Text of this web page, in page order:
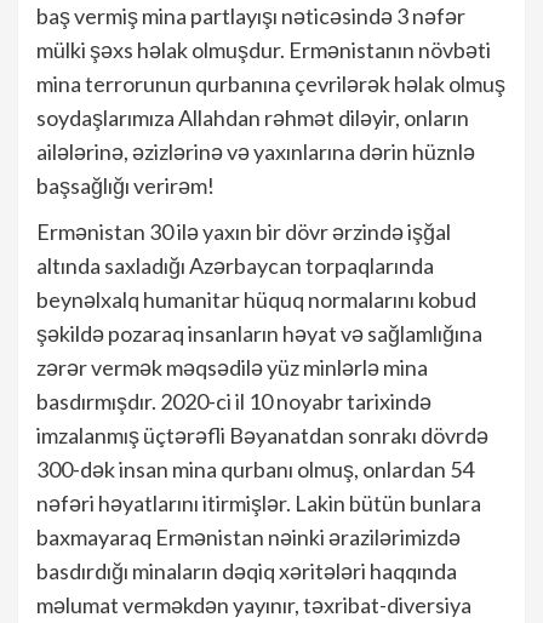
baş vermiş mina partlayışı nəticəsində 3 nəfər
mülki şəxs həlak olmuşdur. Ermənistanın növbəti
mina terrorunun qurbanına çevrilərək həlak olmuş
soydaşlarımıza Allahdan rəhmət diləyir, onların
ailələrinə, əzizlərinə və yaxınlarına dərin hüznlə
başsağlığı verirəm!
Ermənistan 30 ilə yaxın bir dövr ərzində işğal
altında saxladığı Azərbaycan torpaqlarında
beynəlxalq humanitar hüquq normalarını kobud
şəkildə pozaraq insanların həyat və sağlamlığına
zərər vermək məqsədilə yüz minlərlə mina
basdırmışdır. 2020-ci il 10 noyabr tarixində
imzalanmış üçtərəfli Bəyanatdan sonrakı dövrdə
300-dək insan mina qurbanı olmuş, onlardan 54
nəfəri həyatlarını itirmişlər. Lakin bütün bunlara
baxmayaraq Ermənistan nəinki ərazilərimizdə
basdırdığı minaların dəqiq xəritələri haqqında
məlumat verməkdən yayınır, təxribat-diversiya